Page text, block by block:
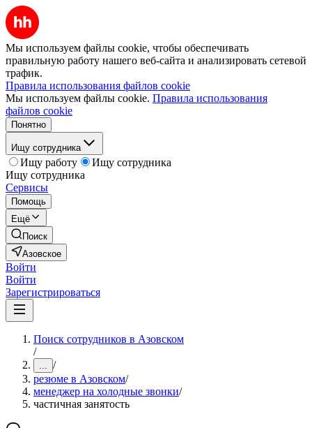
Мы используем файлы cookie, чтобы обеспечивать
правильную работу нашего веб-сайта и анализировать сетевой
трафик.
Правила использования файлов cookie
Мы используем файлы cookie. Правила использования
файлов cookie
Понятно
Ищу сотрудника
Ищу работу
Ищу сотрудника
Ищу сотрудника
Сервисы
Помощь
Ещё
Поиск
Азовское
Войти
Войти
Зарегистрироваться
Поиск сотрудников в Азовском
/
... /
резюме в Азовском/
менеджер на холодные звонки/
частичная занятость